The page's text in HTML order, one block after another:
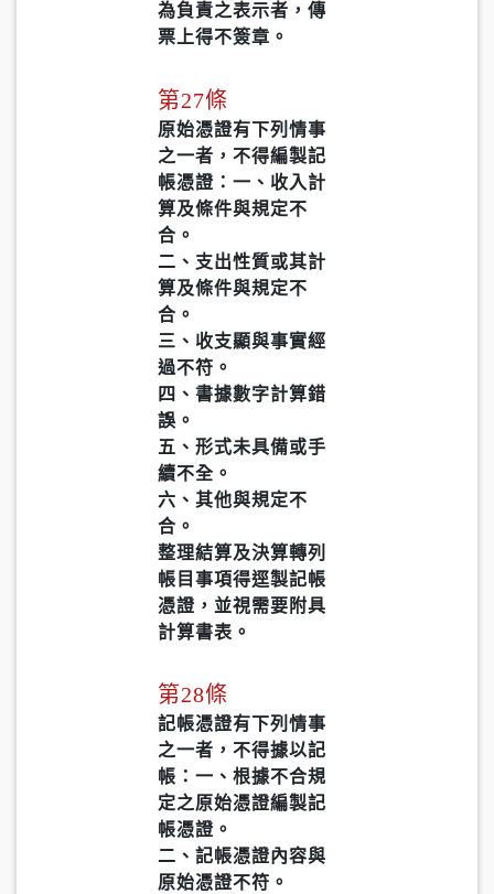
為負責之表示者，傳
票上得不簽章。
第27條
原始憑證有下列情事
之一者，不得編製記
帳憑證：一、收入計
算及條件與規定不
合。
二、支出性質或其計
算及條件與規定不
合。
三、收支顯與事實經
過不符。
四、書據數字計算錯
誤。
五、形式未具備或手
續不全。
六、其他與規定不
合。
整理結算及決算轉列
帳目事項得逕製記帳
憑證，並視需要附具
計算書表。
第28條
記帳憑證有下列情事
之一者，不得據以記
帳：一、根據不合規
定之原始憑證編製記
帳憑證。
二、記帳憑證內容與
原始憑證不符。